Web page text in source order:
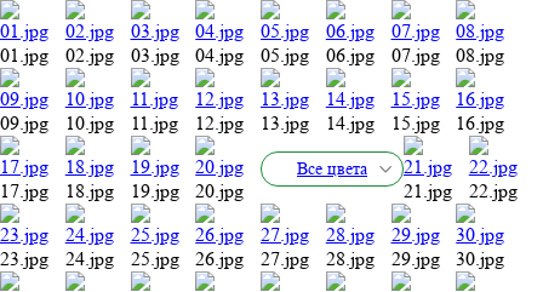
01.jpg 02.jpg 03.jpg 04.jpg 05.jpg 06.jpg 07.jpg 08.jpg
09.jpg 10.jpg 11.jpg 12.jpg 13.jpg 14.jpg 15.jpg 16.jpg
17.jpg 18.jpg 19.jpg 20.jpg
Все цвета
21.jpg 22.jpg
23.jpg 24.jpg 25.jpg 26.jpg 27.jpg 28.jpg 29.jpg 30.jpg